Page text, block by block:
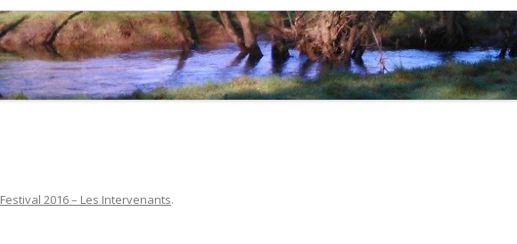
DEPUIS 2015…OU
NOUS ?
Festival 2016 – Les Intervenants.